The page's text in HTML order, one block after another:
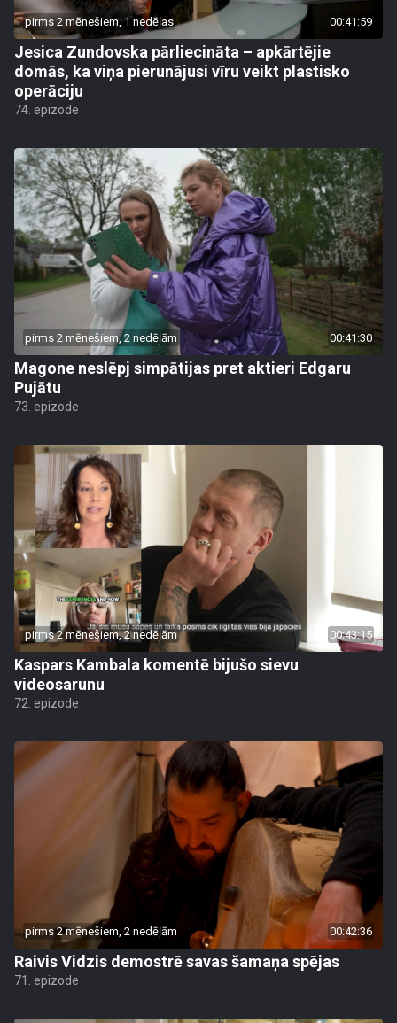
pirms 2 mēnešiem, 1 nedēļas 00:41:59
Jesica Zundovska pārliecināta – apkārtējie
domās, ka viņa pierunājusi vīru veikt plastisko
operāciju
74. epizode
pirms 2 mēnešiem, 2 nedēļām 00:41:30
Magone neslēpj simpātijas pret aktieri Edgaru
Pujātu
73. epizode
pirms 2 mēnešiem, 2 nedēļām 00:43:15
Kaspars Kambala komentē bijušo sievu
videosarunu
72. epizode
pirms 2 mēnešiem, 2 nedēļām 00:42:36
Raivis Vidzis demostrē savas šamaņa spējas
71. epizode